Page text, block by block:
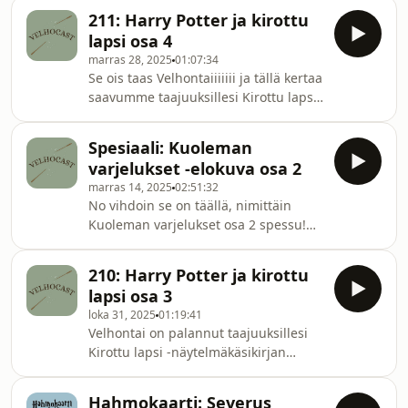
parissa!Suositukset:Vilma: Paluu
Glendaleen - Victor
Dracon toiminta, Hermionen ja
Kalkaroksen paritus sekä Ronin
vähättely. Toivottavasti viihdyt jakson
parissa! Suositukset: Vilma: Zoe Sugg
vlogmasJasmin: Critical Role: Vox
Machina (löytyy myös sarjana
primesta nimellä Legend of Vox
Machina)Meidät löytää Instagrami
211: Harry Potter ja kirottu
lapsi osa 4
marras 28, 2025 01:07:34
Se ois taas Velhontaiiiiiii ja tällä kertaa
saavumme taajuuksillesi Kirottu lapsi
dramaattista lukua, ja Tylypahkan
portaikot puhututtavat paljon.
Toivottavasti viihdyt jakson parissa!
Suositukset: Vilma: Wiked: For Good
(2025) - elokuvaJasmin: Nightshade -
Autumn Woods (kirja)Meidät löytää
Instagramista ja TikTokista
nimimerkillä Velho
Spesiaali: Kuoleman
varjelukset -elokuva osa 2
marras 14, 2025 02:51:32
No vihdoin se on täällä, nimittäin
Kuoleman varjelukset osa 2 spessu!
Keskustelua herättää muun muassa
kirjan ja elokuvan erot, Jolanan
epäsuositut mielipiteet sekä Dracon ja
Voldemortin kiusallinen hali.
Toivottavasti viihdyt jakson
parissa!Kirjojen ja elokuvien eroja:
https://harrypotter.fandom.com/wiki/
210: Harry Potter ja kirottu
lapsi osa 3
loka 31, 2025 01:19:41
Velhontai on palannut taajuuksillesi
Kirottu lapsi -näytelmäkäsikirjan
Hahmokaarti: Severus